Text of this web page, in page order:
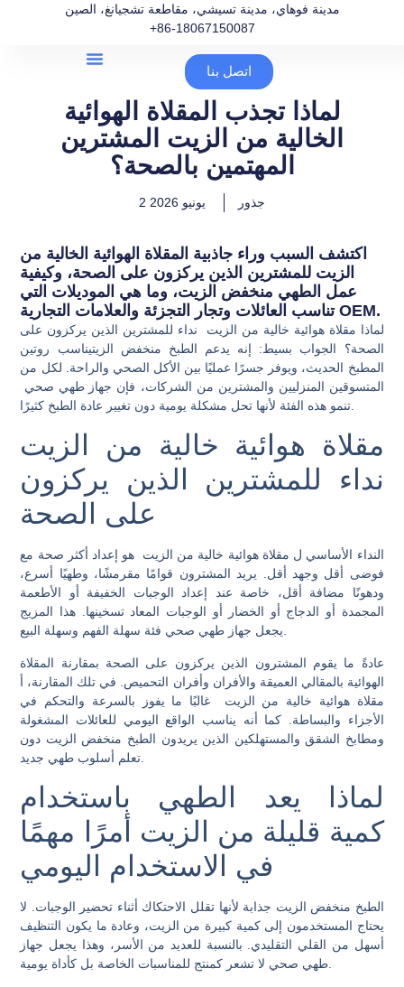
مدينة فوهاي، مدينة تسيشي، مقاطعة تشجيانغ، الصين
+86-18067150087
اتصل بنا
لماذا تجذب المقلاة الهوائية
الخالية من الزيت المشترين
المهتمين بالصحة؟
جذور
اكتشف السبب وراء جاذبية المقلاة الهوائية الخالية من
الزيت للمشترين الذين يركزون على الصحة، وكيفية
عمل الطهي منخفض الزيت، وما هي الموديلات التي
تناسب العائلات وتجار التجزئة والعلامات التجارية OEM.
لماذا مقلاة هوائية خالية من الزيت
نداء للمشترين الذين يركزون على
الصحة؟ الجواب بسيط: إنه يدعم الطبخ منخفض الزيتيناسب روتين
المطبخ الحديث، ويوفر جسرًا عمليًا بين الأكل الصحي والراحة. لكل من
المتسوقين المنزليين والمشترين من الشركات، فإن جهاز طهي صحي
مقلاة هوائية خالية من الزيت
نداء للمشترين الذين يركزون
على الصحة
النداء الأساسي ل مقلاة هوائية خالية من الزيت
هو إعداد أكثر صحة مع
فوضى أقل وجهد أقل. يريد المشترون قوامًا مقرمشًا، وطهيًا أسرع،
ودهونًا مضافة أقل، خاصة عند إعداد الوجبات الخفيفة أو الأطعمة
المجمدة أو الدجاج أو الخضار أو الوجبات المعاد تسخينها. هذا المزيج
يجعل جهاز طهي صحي فئة سهلة الفهم وسهلة البيع.
عادةً ما يقوم المشترون الذين يركزون على الصحة بمقارنة المقلاة
الهوائية بالمقالي العميقة والأفران وأفران التحميص. في تلك المقارنة، أ
مقلاة هوائية خالية من الزيت
غالبًا ما يفوز بالسرعة والتحكم في
الأجزاء والبساطة. كما أنه يناسب الواقع اليومي للعائلات المشغولة
ومطابخ الشقق والمستهلكين الذين يريدون الطبخ منخفض الزيت دون
لماذا يعد الطهي باستخدام
كمية قليلة من الزيت أمرًا مهمًا
في الاستخدام اليومي
الطبخ منخفض الزيت جذابة لأنها تقلل الاحتكاك أثناء تحضير الوجبات. لا
يحتاج المستخدمون إلى كمية كبيرة من الزيت، وعادة ما يكون التنظيف
أسهل من القلي التقليدي. بالنسبة للعديد من الأسر، وهذا يجعل جهاز
طهي صحي